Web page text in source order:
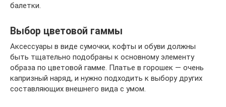
балетки.
Выбор цветовой гаммы
Аксессуары в виде сумочки, кофты и обуви должны
быть тщательно подобраны к основному элементу
образа по цветовой гамме. Платье в горошек — очень
капризный наряд, и нужно подходить к выбору других
составляющих внешнего вида с умом.